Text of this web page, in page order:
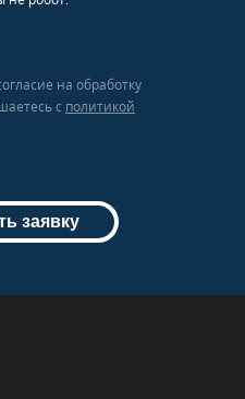
на обработку
c политикой
заявку